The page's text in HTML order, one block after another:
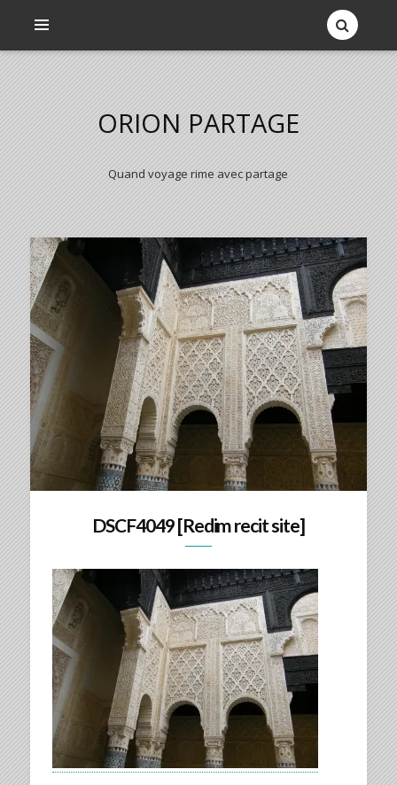
ORION PARTAGE
Quand voyage rime avec partage
DSCF4049 [Redim recit site]